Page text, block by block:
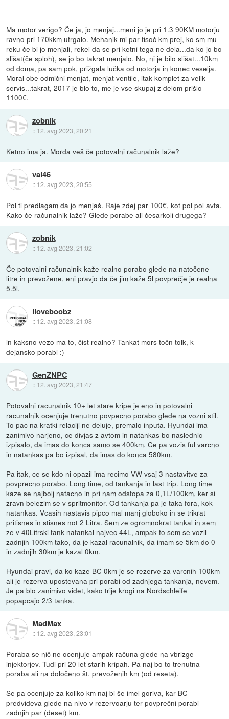
Ma motor verigo? Če ja, jo menjaj...meni jo je pri 1.3 90KM motorju
ravno pri 170kkm utrgalo. Mehanik mi par tisoč km prej, ko sm mu
reku če bi jo menjali, rekel da se pri ketni tega ne dela...da ko jo bo
slišat(če sploh), se jo bo takrat menjalo. No, ni je bilo slišat...10km
od doma, pa sam pok, prižgala lučka od motorja in konec veselja.
Moral obe odmični menjat, menjat ventile, itak komplet za velik
servis...takrat, 2017 je blo to, me je vse skupaj z delom prišlo
1100€.
zobnik
:: 12. avg 2023, 20:21
Ketno ima ja. Morda veš če potovalni računalnik laže?
val46
:: 12. avg 2023, 20:55
Pol ti predlagam da jo menjaš. Raje zdej par 100€, kot pol pol avta.
Kako če računalnik laže? Glede porabe ali česarkoli drugega?
zobnik
:: 12. avg 2023, 21:02
Če potovalni računalnik kaže realno porabo glede na natočene
litre in prevožene, eni pravjo da če jim kaže 5l povprečje je realna
5.5l.
iloveboobz
:: 12. avg 2023, 21:08
in kaksno vezo ma to, čist realno? Tankat mors točn tolk, k
dejansko porabi :)
GenZNPC
:: 12. avg 2023, 21:47
Potovalni racunalnik 10+ let stare kripe je eno in potovalni
racunalnik ocenjuje trenutno povpecno porabo glede na vozni stil.
To pac na kratki relaciji ne deluje, premalo inputa. Hyundai ima
zanimivo narjeno, ce divjas z avtom in natankas bo naslednic
izpisalo, da imas do konca samo se 400km. Ce pa vozis ful varcno
in natankas pa bo izpisal, da imas do konca 580km.
Pa itak, ce se kdo ni opazil ima recimo VW vsaj 3 nastavitve za
povprecno porabo. Long time, od tankanja in last trip. Long time
kaze se najbolj natacno in pri nam odstopa za 0,1L/100km, ker si
zravn belezim se v spritmonitor. Od tankanja pa je taka fora, kok
natankas. Vcasih nastavis pipco mal manj globoko in se trikrat
pritisnes in stisnes not 2 Litra. Sem ze ogromnokrat tankal in sem
ze v 40Litrski tank natankal najvec 44L, ampak to sem se vozil
zadnjih 100km tako, da je kazal racunalnik, da imam se 5km do 0
in zadnjih 30km je kazal 0km.
Hyundai pravi, da ko kaze BC 0km je se rezerve za varcnih 100km
ali je rezerva upostevana pri porabi od zadnjega tankanja, nevem.
Je pa blo zanimivo videt, kako trije krogi na Nordschleife
popapcajo 2/3 tanka.
MadMax
:: 12. avg 2023, 23:01
Poraba se nič ne ocenjuje ampak računa glede na vbrizge
injektorjev. Tudi pri 20 let starih kripah. Pa naj bo to trenutna
poraba ali na določeno št. prevoženih km (od reseta).
Se pa ocenjuje za koliko km naj bi še imel goriva, kar BC
predvideva glede na nivo v rezervoarju ter povprečni porabi
zadnjih par (deset) km.